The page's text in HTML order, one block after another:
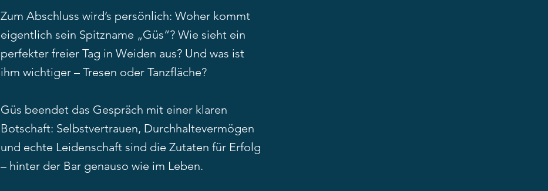
Zum Abschluss wird’s persönlich: Woher kommt
eigentlich sein Spitzname „Güs“? Wie sieht ein
perfekter freier Tag in Weiden aus? Und was ist
ihm wichtiger – Tresen oder Tanzfläche?
Güs beendet das Gespräch mit einer klaren
Botschaft: Selbstvertrauen, Durchhaltevermögen
und echte Leidenschaft sind die Zutaten für Erfolg
– hinter der Bar genauso wie im Leben.